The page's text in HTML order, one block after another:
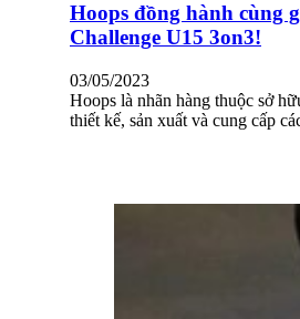
Hoops đồng hành cùng
Challenge U15 3on3!
03/05/2023
Hoops là nhãn hàng thuộc sở
thiết kế, sản xuất và cung cấp